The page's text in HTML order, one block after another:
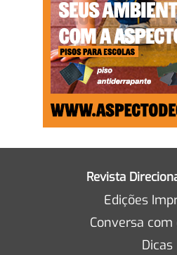
Revista
Edições
Conversa com
Dicas